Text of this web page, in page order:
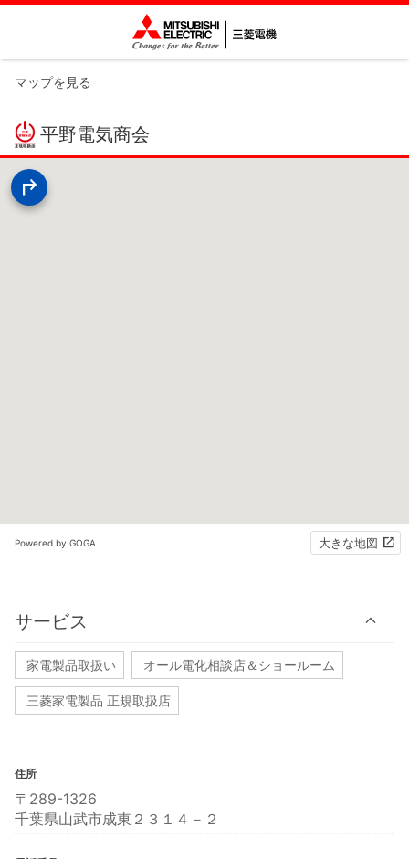
マップを見る
平野電気商会
Powered by GOGA 大きな地図
サービス
家電製品取扱い オール電化相談店＆ショールーム
三菱家電製品 正規取扱店
住所
〒289-1326
千葉県山武市成東２３１４－２